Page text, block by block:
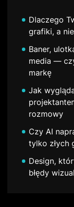
Dlaczego
grafiki, a
Baner,
media —
markę
Jak
rozmowy
Czy AI
tylko złych
Design,
błędy